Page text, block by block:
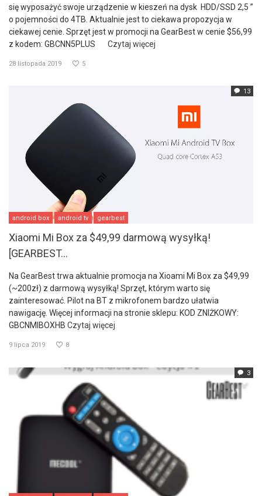
się wyposażyć swoje urządzenie w kieszeń na dysk HDD/SSD 2,5 ”
o pojemności do 4TB. Aktualnie jest to ciekawa propozycja w
ciekawej cenie. Sprzęt jest w promocji na GearBest w cenie $56,99
z kodem: GBCNN5PLUS Czytaj więcej
28 listopada 2019 5
13
android box android tv gearbest
Xiaomi Mi Box za $49,99 darmową wysyłką!
[GEARBEST...
Na GearBest trwa aktualnie promocja na Xioami Mi Box za $49,99
(~200zł) z darmową wysyłką! Sprzęt, którym warto się
zainteresować. Pilot na BT z mikrofonem bardzo ułatwia
nawigację. Więcej informacji na stronie sklepu: KOD ZNIŻKOWY:
GBCNMIBOXHB Czytaj więcej
9 lipca 2019 8
3